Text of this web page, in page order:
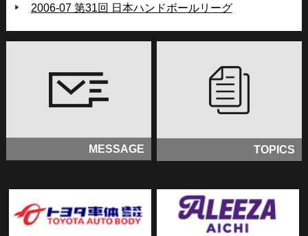
2006‐07 第31回 日本ハンドボールリーグ
MESSAGE TOPICS